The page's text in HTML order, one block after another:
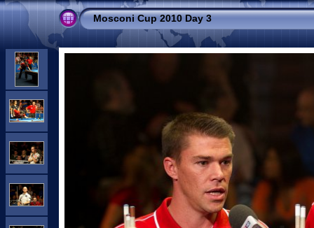
Mosconi Cup 2010 Day 3